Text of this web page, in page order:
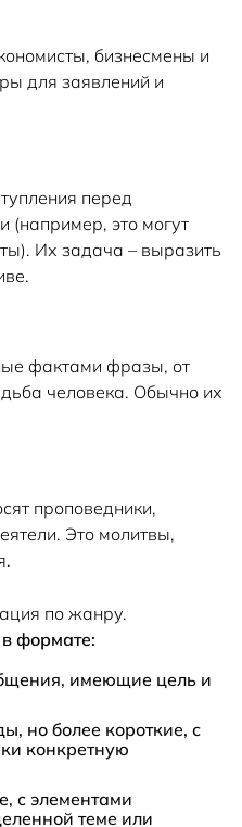
бизнесмены и
для заявлений и
перед
(например, это могут
Их задача – выразить
фактами фразы, от
человека. Обычно их
проповедники,
Это молитвы,
по жанру.
формате:
имеющие цель и
но более короткие, с
конкретную
с элементами
теме или